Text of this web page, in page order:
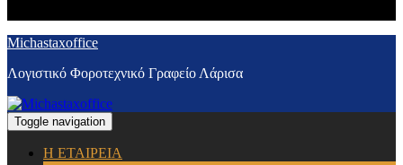
Michastaxoffice
Λογιστικό Φοροτεχνικό Γραφείο Λάρισα
Toggle navigation
Η ΕΤΑΙΡΕΙΑ